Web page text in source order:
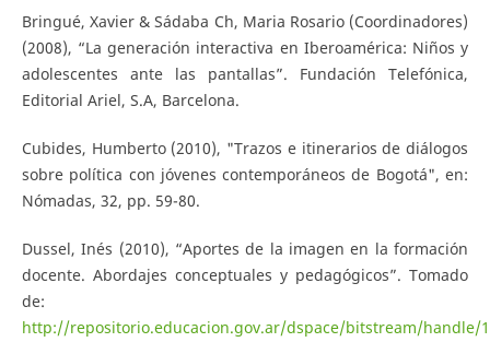
Bringué, Xavier & Sádaba Ch, Maria Rosario (Coordinadores)
(2008), “La generación interactiva en Iberoamérica: Niños y
adolescentes ante las pantallas”. Fundación Telefónica,
Editorial Ariel, S.A, Barcelona.
Cubides, Humberto (2010), "Trazos e itinerarios de diálogos
sobre política con jóvenes contemporáneos de Bogotá", en:
Nómadas, 32, pp. 59-80.
Dussel, Inés (2010), “Aportes de la imagen en la formación
docente. Abordajes conceptuales y pedagógicos”. Tomado
de:
http://repositorio.educacion.gov.ar/dspace/bitstream/handle/